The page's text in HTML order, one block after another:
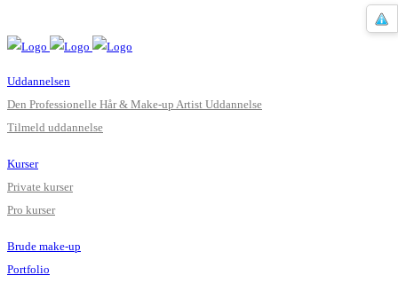
Uddannelsen
Den Professionelle Hår & Make-up Artist Uddannelse
Tilmeld uddannelse
Kurser
Private kurser
Pro kurser
Brude make-up
Portfolio